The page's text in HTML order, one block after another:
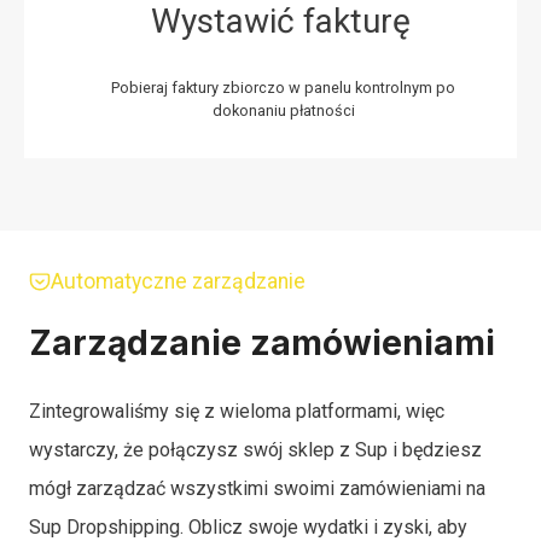
Wystawić fakturę
Pobieraj faktury zbiorczo w panelu kontrolnym po
dokonaniu płatności
Automatyczne zarządzanie
Zarządzanie zamówieniami
Zintegrowaliśmy się z wieloma platformami, więc
wystarczy, że połączysz swój sklep z Sup i będziesz
mógł zarządzać wszystkimi swoimi zamówieniami na
Sup Dropshipping. Oblicz swoje wydatki i zyski, aby